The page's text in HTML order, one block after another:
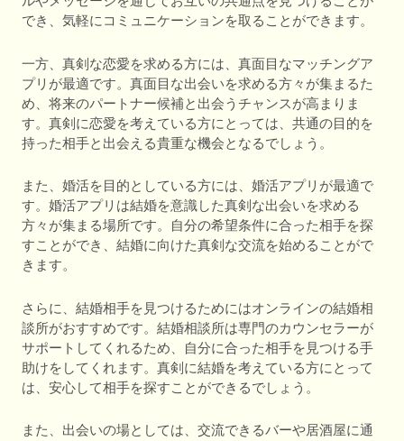
でき、気軽にコミュニケーションを取ることができます。
一方、真剣な恋愛を求める方には、真面目なマッチングア
プリが最適です。真面目な出会いを求める方々が集まるた
め、将来のパートナー候補と出会うチャンスが高まりま
す。真剣に恋愛を考えている方にとっては、共通の目的を
持った相手と出会える貴重な機会となるでしょう。
また、婚活を目的としている方には、婚活アプリが最適で
す。婚活アプリは結婚を意識した真剣な出会いを求める
方々が集まる場所です。自分の希望条件に合った相手を探
すことができ、結婚に向けた真剣な交流を始めることがで
きます。
さらに、結婚相手を見つけるためにはオンラインの結婚相
談所がおすすめです。結婚相談所は専門のカウンセラーが
サポートしてくれるため、自分に合った相手を見つける手
助けをしてくれます。真剣に結婚を考えている方にとって
は、安心して相手を探すことができるでしょう。
また、出会いの場としては、交流できるバーや居酒屋に通